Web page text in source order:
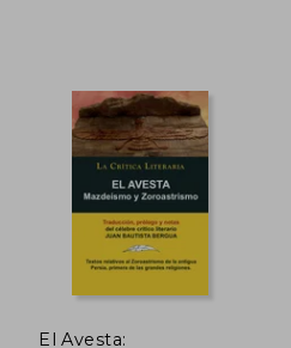
dcto. $ 38.03
El Avesta: